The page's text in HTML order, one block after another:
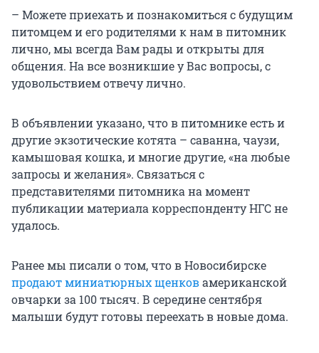
– Можете приехать и познакомиться с будущим
питомцем и его родителями к нам в питомник
лично, мы всегда Вам рады и открыты для
общения. На все возникшие у Вас вопросы, с
удовольствием отвечу лично.
В объявлении указано, что в питомнике есть и
другие экзотические котята – саванна, чаузи,
камышовая кошка, и многие другие, «на любые
запросы и желания». Связаться с
представителями питомника на момент
публикации материала корреспонденту НГС не
удалось.
Ранее мы писали о том, что в Новосибирске
продают миниатюрных щенковамериканской
овчарки за 100 тысяч. В середине сентября
малыши будут готовы переехать в новые дома.